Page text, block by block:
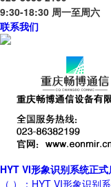
9:30-18:30 周一至周六
联系我们
HYT VI形象识别系统正
（ ）：HYT VI形象识别